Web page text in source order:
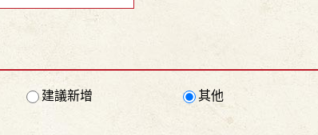
建議新增 其他